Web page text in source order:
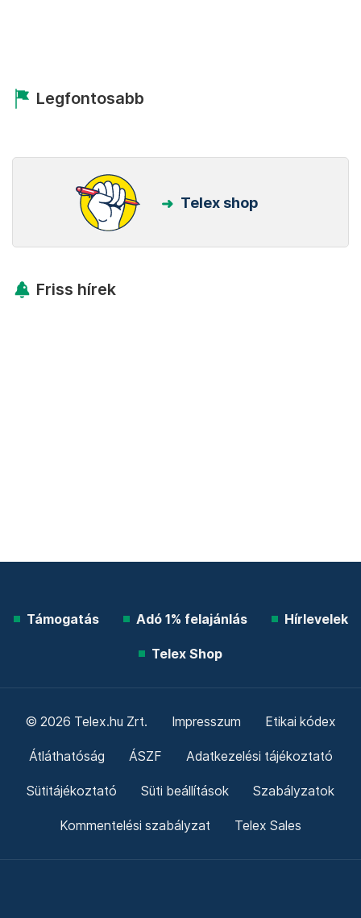
Legfontosabb
Telex shop
Friss hírek
Támogatás Adó 1% felajánlás Hírlevelek
Telex Shop
© 2026 Telex.hu Zrt. Impresszum Etikai kódex
Átláthatóság ÁSZF Adatkezelési tájékoztató
Sütitájékoztató Süti beállítások Szabályzatok
Kommentelési szabályzat Telex Sales